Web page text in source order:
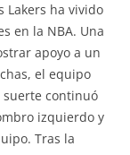
Lakers ha vivido
en la NBA. Una
apoyo a un
el equipo
suerte continuó
izquierdo y
Tras la